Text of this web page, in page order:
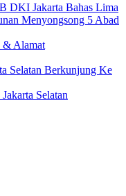
DKI Jakarta Bahas Lima
Menyongsong 5 Abad
& Alamat
Selatan Berkunjung Ke
Selatan